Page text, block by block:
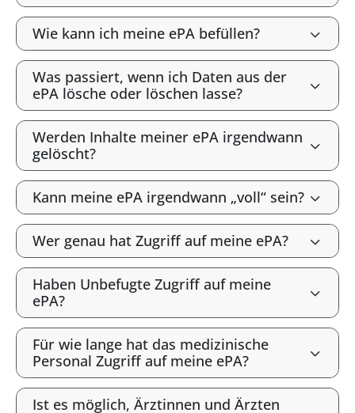
Wie kann ich meine ePA befüllen?
Was passiert, wenn ich Daten aus der
ePA lösche oder löschen lasse?
Werden Inhalte meiner ePA irgendwann
gelöscht?
Kann meine ePA irgendwann „voll“ sein?
Wer genau hat Zugriff auf meine ePA?
Haben Unbefugte Zugriff auf meine
ePA?
Für wie lange hat das medizinische
Personal Zugriff auf meine ePA?
Ist es möglich, Ärztinnen und Ärzten